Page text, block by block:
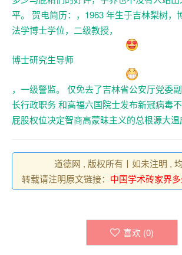
平。 贺电简历：，1963 年生于吉林梨树，
法学博士学位，二级教授，
博士研究生导师
，一级警监。 仅免去了吉林省公安厅党委
长行政职务 和高福六国院士发布新冠病毒
屁股权位决定智商高蒙昧主义的总根源大温
道德网 , 版权所有丨如未注明 ,
转载请注明原文链接： 中国学术砖家界多
喜欢 (0)